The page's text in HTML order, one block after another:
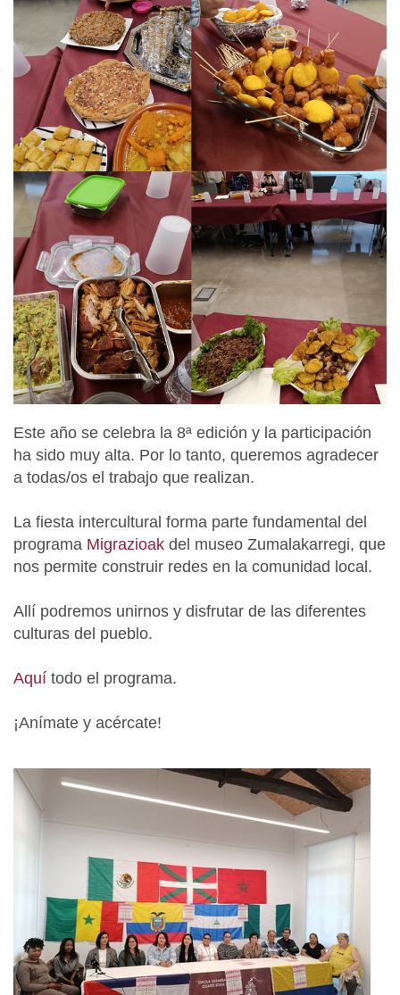
Este año se celebra la 8ª edición y la participación
ha sido muy alta. Por lo tanto, queremos agradecer
a todas/os el trabajo que realizan.
La fiesta intercultural forma parte fundamental del
programa Migrazioak del museo Zumalakarregi, que
nos permite construir redes en la comunidad local.
Allí podremos unirnos y disfrutar de las diferentes
culturas del pueblo.
Aquí todo el programa.
¡Anímate y acércate!